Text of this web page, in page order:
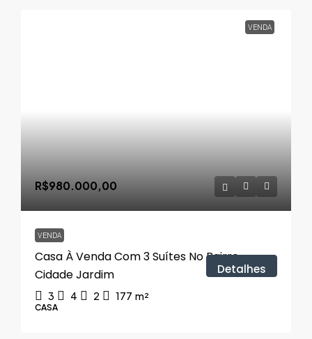
VENDA
R$980.000,00
VENDA
Casa À Venda Com 3 Suítes No Bairro
Cidade Jardim
3 4 2 177 m²
CASA
Detalhes